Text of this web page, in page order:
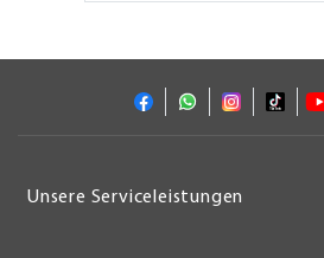
Unsere Serviceleistungen